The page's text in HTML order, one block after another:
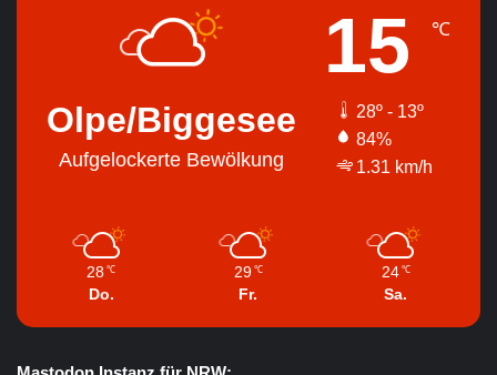
Olpe/Biggesee
Aufgelockerte Bewölkung
15 ℃
28º - 13º
84%
1.31 km/h
28 ℃
Do.
29 ℃
Fr.
24 ℃
Sa.